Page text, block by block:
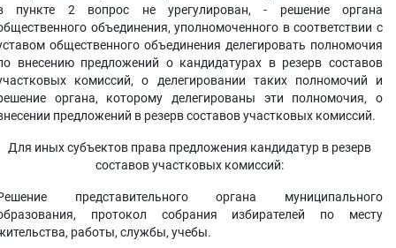
пункте 2 вопрос не урегулирован, - решение органа
объединения, уполномоченного в соответствии с
общественного объединения делегировать полномочия
внесению предложений о кандидатурах в резерв составов
комиссий, о делегировании таких полномочий и
органа, которому делегированы эти полномочия, о
предложений в резерв составов участковых комиссий.
Для иных субъектов права предложения кандидатур в резерв
составов участковых комиссий:
представительного органа муниципального
протокол собрания избирателей по месту
работы, службы, учебы.